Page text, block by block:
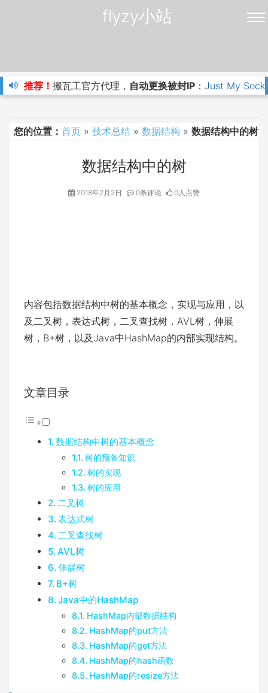
flyzy小站
推荐！ 搬瓦工官方代理， 自动更换被封IP ： Just My
您的位置： 首页 » 技术总结 » 数据结构 » 数据结构中的树
数据结构中的树
2018年2月2日 0条评论 0人点赞
内容包括数据结构中树的基本概念，实现与应用，以
及二叉树，表达式树，二叉查找树，AVL树，伸展
树，B+树，以及Java中HashMap的内部实现结构。
文章目录
数据结构中树的基本概念
树的预备知识
树的实现
树的应用
二叉树
表达式树
二叉查找树
AVL树
伸展树
B+树
Java中的HashMap
HashMap内部数据结构
HashMap的put方法
HashMap的get方法
HashMap的hash函数
HashMap的resize方法